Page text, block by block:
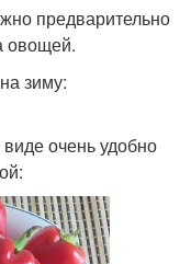
предварительно
овощей.
зиму:
очень удобно